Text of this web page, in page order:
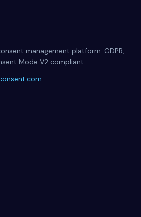
management platform. GDPR,
Mode V2 compliant.